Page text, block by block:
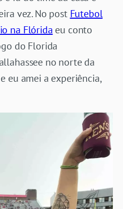
vez. No post Futebol
na Flórida eu conto
do Florida
no norte da
eu amei a experiência,